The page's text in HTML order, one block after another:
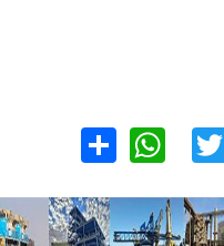
Facebook
Twitter